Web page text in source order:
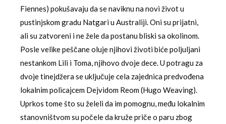
Fiennes) pokušavaju da se naviknu na novi život u
pustinjskom gradu Natgari u Australiji. Oni su prijatni,
ali su zatvoreni i ne žele da postanu bliski sa okolinom.
Posle velike peščane oluje njihovi životi biće poljuljani
nestankom Lili i Toma, njihovo dvoje dece. U potragu za
dvoje tinejdžera se uključuje cela zajednica predvođena
lokalnim policajcem Dejvidom Reom (Hugo Weaving).
Uprkos tome što su želeli da im pomognu, među lokalnim
stanovništvom su počele da kruže priče o paru zbog